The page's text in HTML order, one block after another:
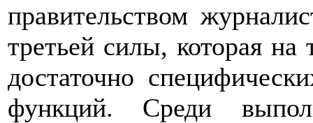
правительством
третьей силы, которая
достаточно
функций. Среди